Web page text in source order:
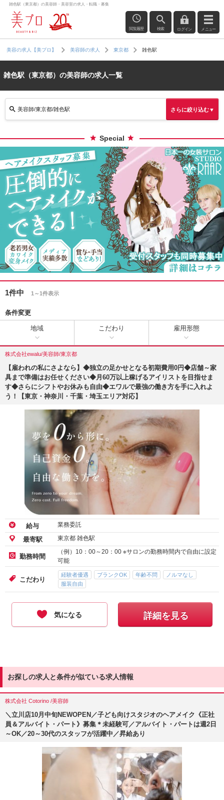
雑色駅（東京都）の美容師・美容室の求人・転職・募集
閲覧履歴 検索 ログイン メニュー
美容の求人【美プロ】 美容師の求人 東京都 雑色駅
雑色駅（東京都）の美容師の求人一覧
美容師/東京都/雑色駅 さらに絞り込む▼
Special
1件中 1～1件表示
条件変更
地域 こだわり 雇用形態
株式会社ewalu/美容師/東京都
【雇われの私にさよなら】◆独立の足かせとなる初期費用0円◆店舗～家
具まで準備はお任せください◆月60万以上稼げるアイリストを目指せま
す◆さらにシフトやお休みも自由◆エワルで最強の働き方を手に入れよ
う！【東京・神奈川・千葉・埼玉エリア対応】
給与 業務委託
最寄駅 東京都 雑色駅
勤務時間
（例）10：00～20：00 ※サロンの勤務時間内で自由に設定
可能
こだわり
経験者優遇 ブランクOK 年齢不問
ノルマなし
服装自由
気になる 詳細を見る
お探しの求人と条件が似ている求人情報
株式会社 Cotorino /美容師
＼立川店10月中旬NEWOPEN／子ども向けスタジオのヘアメイク《正社
員＆アルバイト・パート》募集＊未経験可／アルバイト・パートは週2日
～OK／20～30代のスタッフが活躍中／昇給あり